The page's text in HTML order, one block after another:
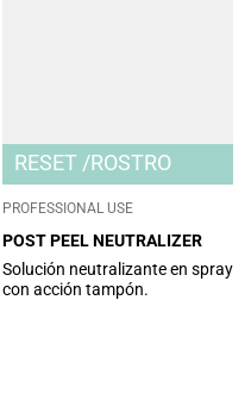
RESET ROSTRO
PROFESSIONAL USE
POST PEEL NEUTRALIZER
Solución neutralizante en spray
con acción tampón.